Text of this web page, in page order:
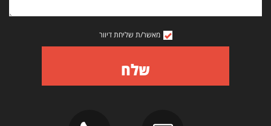
מאשר/ת שליחת דיוור
שלח